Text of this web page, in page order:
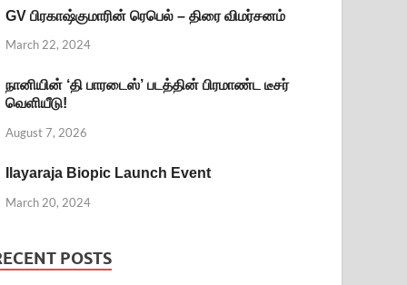
GV பிரகாஷ்குமாரின் ரெபெல் – திரை விமர்சனம்
March 22, 2024
நானியின் ‘தி பாரடைஸ்’ படத்தின் பிரமாண்ட டீசர்
வெளியீடு!
August 7, 2026
Ilayaraja Biopic Launch Event
March 20, 2024
POSTS